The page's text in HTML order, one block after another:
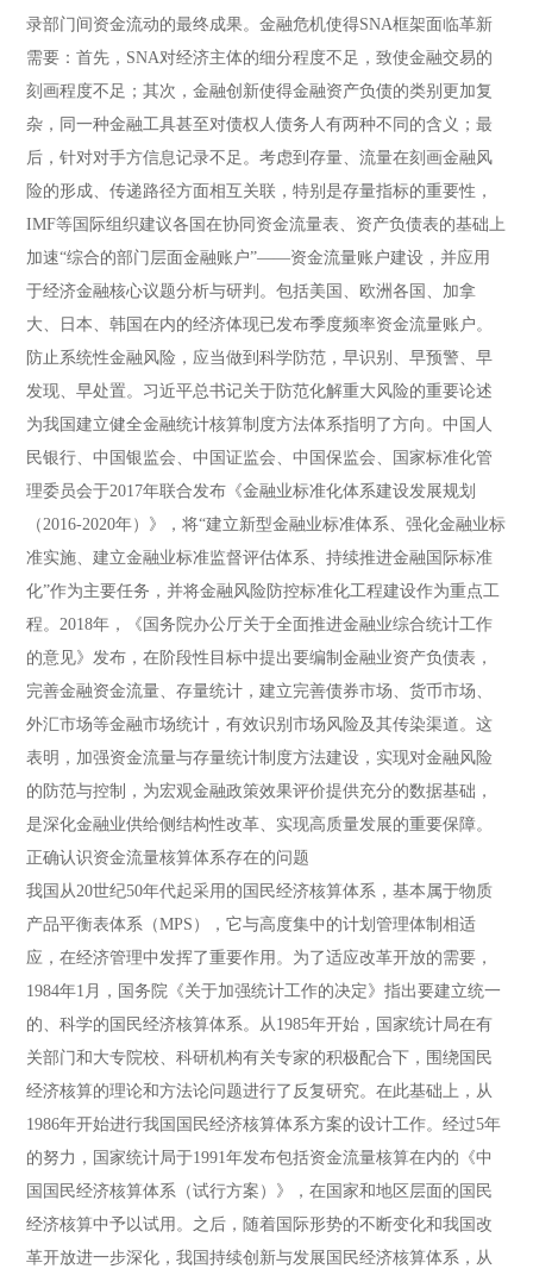
录部门间资金流动的最终成果。金融危机使得SNA框架面临革新
需要：首先，SNA对经济主体的细分程度不足，致使金融交易的
刻画程度不足；其次，金融创新使得金融资产负债的类别更加复
杂，同一种金融工具甚至对债权人债务人有两种不同的含义；最
后，针对对手方信息记录不足。考虑到存量、流量在刻画金融风
险的形成、传递路径方面相互关联，特别是存量指标的重要性，
IMF等国际组织建议各国在协同资金流量表、资产负债表的基础上
加速“综合的部门层面金融账户”——资金流量账户建设，并应用
于经济金融核心议题分析与研判。包括美国、欧洲各国、加拿
大、日本、韩国在内的经济体现已发布季度频率资金流量账户。
防止系统性金融风险，应当做到科学防范，早识别、早预警、早
发现、早处置。习近平总书记关于防范化解重大风险的重要论述
为我国建立健全金融统计核算制度方法体系指明了方向。中国人
民银行、中国银监会、中国证监会、中国保监会、国家标准化管
理委员会于2017年联合发布《金融业标准化体系建设发展规划
（2016-2020年）》，将“建立新型金融业标准体系、强化金融业标
准实施、建立金融业标准监督评估体系、持续推进金融国际标准
化”作为主要任务，并将金融风险防控标准化工程建设作为重点工
程。2018年，《国务院办公厅关于全面推进金融业综合统计工作
的意见》发布，在阶段性目标中提出要编制金融业资产负债表，
完善金融资金流量、存量统计，建立完善债券市场、货币市场、
外汇市场等金融市场统计，有效识别市场风险及其传染渠道。这
表明，加强资金流量与存量统计制度方法建设，实现对金融风险
的防范与控制，为宏观金融政策效果评价提供充分的数据基础，
是深化金融业供给侧结构性改革、实现高质量发展的重要保障。
正确认识资金流量核算体系存在的问题
我国从20世纪50年代起采用的国民经济核算体系，基本属于物质
产品平衡表体系（MPS），它与高度集中的计划管理体制相适
应，在经济管理中发挥了重要作用。为了适应改革开放的需要，
1984年1月，国务院《关于加强统计工作的决定》指出要建立统一
的、科学的国民经济核算体系。从1985年开始，国家统计局在有
关部门和大专院校、科研机构有关专家的积极配合下，围绕国民
经济核算的理论和方法论问题进行了反复研究。在此基础上，从
1986年开始进行我国国民经济核算体系方案的设计工作。经过5年
的努力，国家统计局于1991年发布包括资金流量核算在内的《中
国国民经济核算体系（试行方案）》，在国家和地区层面的国民
经济核算中予以试用。之后，随着国际形势的不断变化和我国改
革开放进一步深化，我国持续创新与发展国民经济核算体系，从